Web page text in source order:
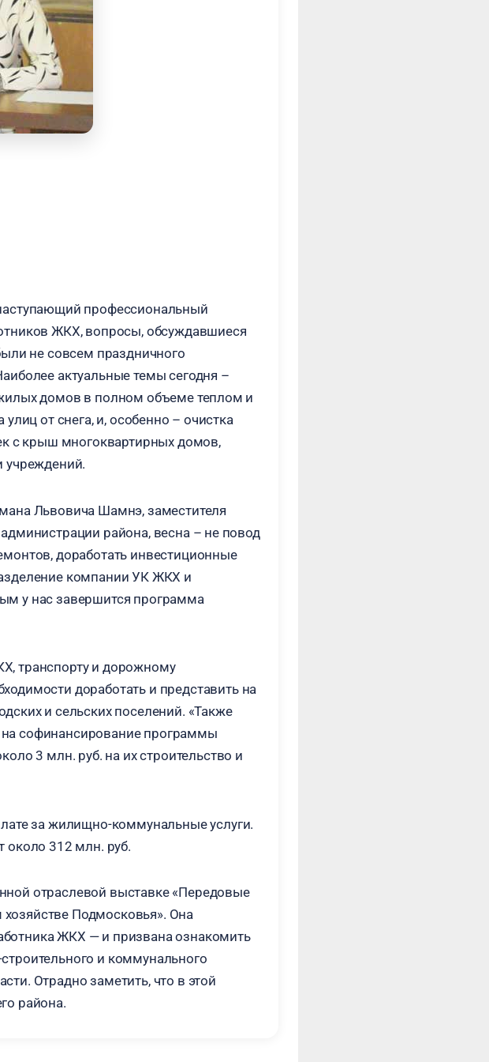
профессиональный
ЖКХ, вопросы, обсуждавшиеся
не совсем праздничного
актуальные темы сегодня –
домов в полном объеме теплом и
улиц от снега, и, особенно – очистка
с крыш многоквартирных домов,
учреждений.
Львовича Шамнэ, заместителя
района, весна – не повод
доработать инвестиционные
компании УК ЖКХ и
у нас завершится программа
транспорту и дорожному
доработать и представить на
и сельских поселений. «Также
софинансирование программы
3 млн. руб. на их строительство и
за жилищно-коммунальные услуги.
около 312 млн. руб.
отраслевой выставке «Передовые
Подмосковья». Она
ЖКХ — и призвана ознакомить
и коммунального
Отрадно заметить, что в этой
района.